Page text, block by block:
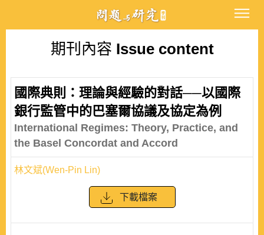
期刊內容 Issue content
國際典則：理論與經驗的對話──以國際
銀行監管中的巴塞爾協議及協定為例
International Regimes: Theory, Practice, and
the Basel Concordat and Accord
林文斌(Wen-Pin Lin)
下載檔案